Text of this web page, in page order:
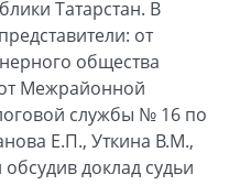
Татарстан. В
от
общества
от Межрайонной
службы № 16 по
Е.П., Уткина В.М.,
доклад судьи